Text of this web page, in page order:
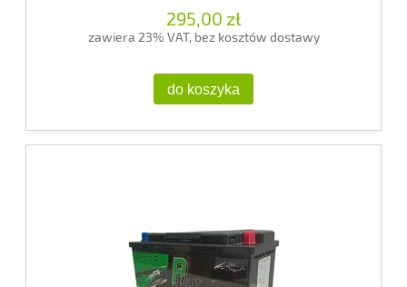
295,00 zł
zawiera 23% VAT, bez kosztów dostawy
do koszyka